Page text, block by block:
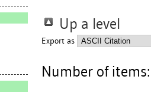
Up a level
Export as
Number of